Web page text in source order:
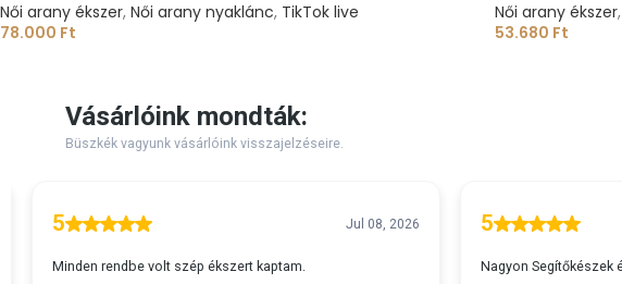
Női arany ékszer, Női arany nyaklánc, TikTok live
78.000 Ft
Női arany ékszer,
53.680 Ft